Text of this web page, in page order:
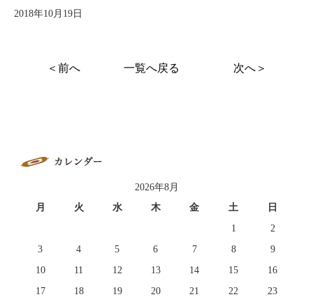
2018年10月19日
＜前へ 一覧へ戻る 次へ＞
2026年8月
月
火 水 木 金 土
日
1
2
3
4 5 6 7 8
9
10
11 12 13 14 15
16
17
18 19 20 21 22
23